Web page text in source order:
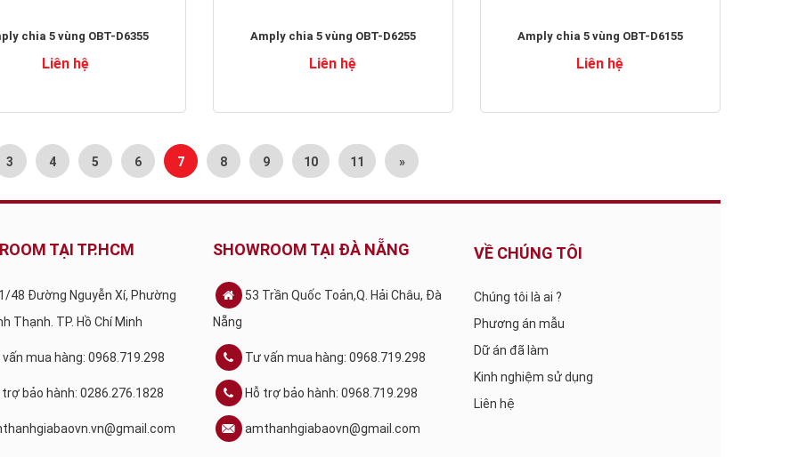
chia 5 vùng OBT-D6355
Liên hệ
Amply chia 5 vùng OBT-D6255
Liên hệ
Amply chia 5 vùng OBT-D6155
Liên hệ
3 4 5 6 7 8 9 10 11 »
TẠI TP.HCM
48 Đường Nguyễn Xí, Phường
Thạnh. TP. Hồ Chí Minh
mua hàng: 0968.719.298
trợ bảo hành: 0286.276.1828
SHOWROOM TẠI ĐÀ NẴNG
53 Trần Quốc Toản,Q. Hải Châu, Đà
Nẵng
Tư vấn mua hàng: 0968.719.298
Hỗ trợ bảo hành: 0968.719.298
amthanhgiabaovn@gmail.com
VỀ CHÚNG TÔI
Chúng tôi là ai ?
Phương án mẫu
Dữ án đã làm
Kinh nghiệm sử dụng
Liên hệ